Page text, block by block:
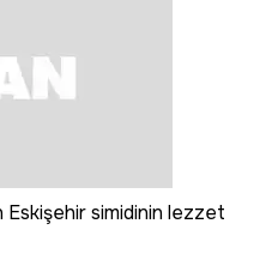
simidinin lezzet